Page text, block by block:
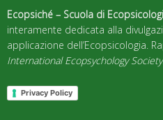
Ecopsiché – Scuola di
interamente dedicata alla
applicazione dell’Ecopsicologia.
International Ecopsychology Society
Privacy Policy